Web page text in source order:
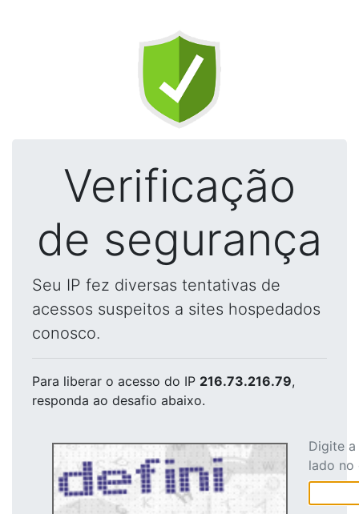
Verificação
de segurança
Seu IP fez diversas tentativas de
acessos suspeitos a sites hospedados
conosco.
Para liberar o acesso do IP 216.73.216.79,
responda ao desafio abaixo.
Digite
lado no